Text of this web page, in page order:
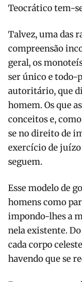
Teocrático tem-
Talvez, uma das
compreensão
geral, os
ser único e todo-
autoritário, que
homem. Os que
conceitos e,
se no direito de
exercício de juízo
seguem.
Esse modelo de
homens como
impondo-lhes a
nela existente.
cada corpo
havendo que se